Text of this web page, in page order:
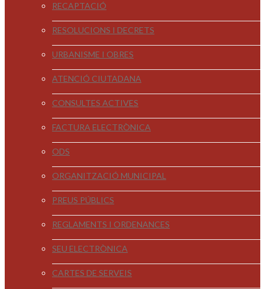
RECAPTACIÓ
RESOLUCIONS I DECRETS
URBANISME I OBRES
ATENCIÓ CIUTADANA
CONSULTES ACTIVES
FACTURA ELECTRÒNICA
ODS
ORGANITZACIÓ MUNICIPAL
PREUS PÚBLICS
REGLAMENTS I ORDENANCES
SEU ELECTRÒNICA
CARTES DE SERVEIS